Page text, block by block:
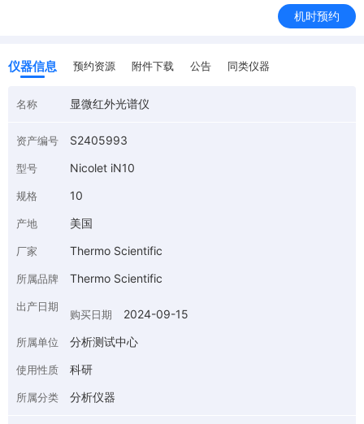
机时预约
仪器信息 预约资源 附件下载 公告 同类仪器
名称 显微红外光谱仪
资产编号 S2405993
型号 Nicolet iN10
规格 10
产地 美国
厂家 Thermo Scientific
所属品牌 Thermo Scientific
出产日期
购买日期 2024-09-15
所属单位 分析测试中心
使用性质 科研
所属分类 分析仪器